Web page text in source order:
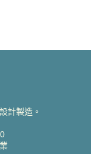
計製造。